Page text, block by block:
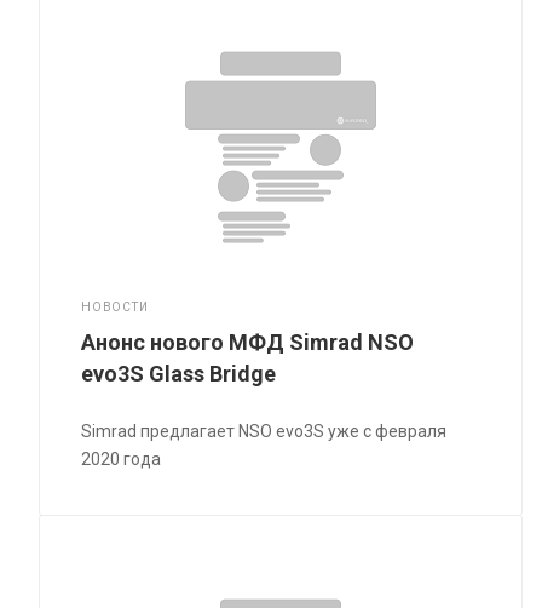
НОВОСТИ
Анонс нового МФД Simrad NSO
evo3S Glass Bridge
Simrad предлагает NSO evo3S уже с февраля
2020 года